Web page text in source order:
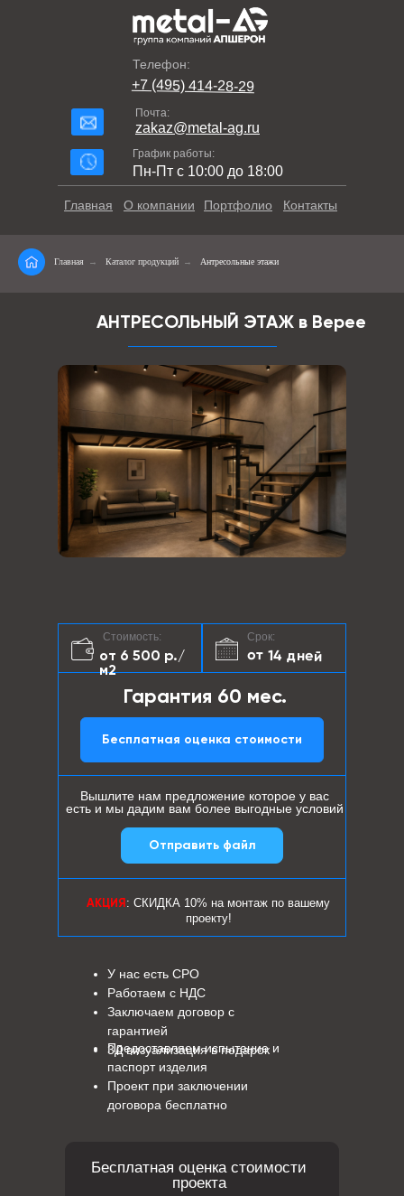
Телефон:
+7 (495) 414-28-29
Почта:
zakaz@metal-ag.ru
График работы:
Пн-Пт с 10:00 до 18:00
Контакты
Портфолио
О компании
Главная
Главная → Каталог продукций → Антресольные этажи
АНТРЕСОЛЬНЫЙ ЭТАЖ в Верее
Срок:
от 14 дней
Стоимость:
от 6 500 р./
м2
Гарантия 60 мес.
Бесплатная оценка стоимости
Вышлите нам предложение которое у вас
есть и мы дадим вам более выгодные условий
АКЦИЯ : СКИДКА 10% на монтаж по вашему
проекту!
Предоставляем испытание и
паспорт изделия
Проект при заключении
договора бесплатно
У нас есть СРО
Работаем с НДС
Заключаем договор с
гарантией
3Д визуализация в подарок
Отправить файл
Бесплатная оценка стоимости
проекта